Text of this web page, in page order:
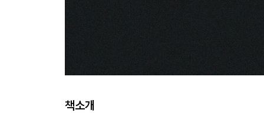
책소개